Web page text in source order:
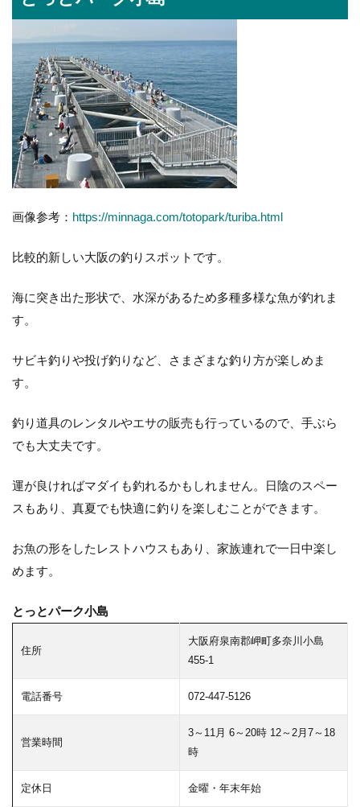
画像参考： https://minnaga.com/totopark/turiba.html
比較的新しい大阪の釣りスポットです。
海に突き出た形状で、水深があるため多種多様な魚が釣れま
す。
サビキ釣りや投げ釣りなど、さまざまな釣り方が楽しめま
す。
釣り道具のレンタルやエサの販売も行っているので、手ぶら
でも大丈夫です。
運が良ければマダイも釣れるかもしれません。日陰のスペー
スもあり、真夏でも快適に釣りを楽しむことができます。
お魚の形をしたレストハウスもあり、家族連れで一日中楽し
めます。
とっとパーク小島
住所
大阪府泉南郡岬町多奈川小島
455-1
電話番号 072-447-5126
営業時間
3～11月 6～20時 12～2月7～18
時
定休日 金曜・年末年始